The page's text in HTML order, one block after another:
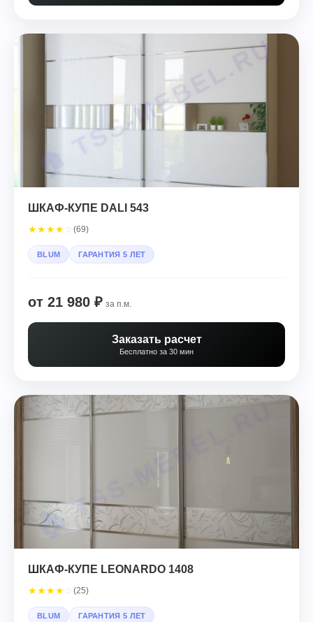
ШКАФ-КУПЕ DALI 543
★★★★ (69)
BLUM ГАРАНТИЯ 5 ЛЕТ
от 21 980 ₽ за п.м.
Заказать расчет
Бесплатно за 30 мин
ШКАФ-КУПЕ LEONARDO 1408
★★★★ (25)
BLUM ГАРАНТИЯ 5 ЛЕТ